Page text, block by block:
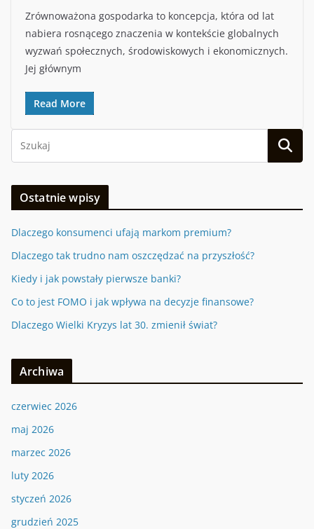
Zrównoważona gospodarka to koncepcja, która od lat
nabiera rosnącego znaczenia w kontekście globalnych
wyzwań społecznych, środowiskowych i ekonomicznych.
Jej głównym
Read More
Ostatnie wpisy
Dlaczego konsumenci ufają markom premium?
Dlaczego tak trudno nam oszczędzać na przyszłość?
Kiedy i jak powstały pierwsze banki?
Co to jest FOMO i jak wpływa na decyzje finansowe?
Dlaczego Wielki Kryzys lat 30. zmienił świat?
Archiwa
czerwiec 2026
maj 2026
marzec 2026
luty 2026
styczeń 2026
grudzień 2025